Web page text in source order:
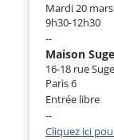
Mardi 20
9h30-12h30
--
Maison
16-18 rue
Paris 6
Entrée libre
--
Cliquez ici